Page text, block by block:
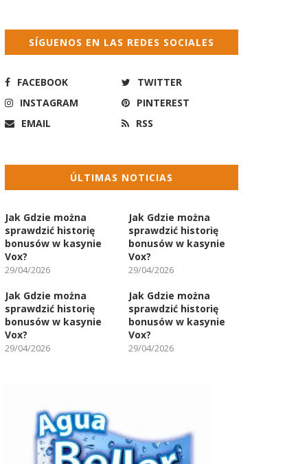
SÍGUENOS EN LAS REDES SOCIALES
FACEBOOK
TWITTER
INSTAGRAM
PINTEREST
EMAIL
RSS
ÚLTIMAS NOTICIAS
Jak Gdzie można
sprawdzić historię
bonusów w kasynie
Vox?
29/04/2026
Jak Gdzie można
sprawdzić historię
bonusów w kasynie
Vox?
29/04/2026
Jak Gdzie można
sprawdzić historię
bonusów w kasynie
Vox?
29/04/2026
Jak Gdzie można
sprawdzić historię
bonusów w kasynie
Vox?
29/04/2026